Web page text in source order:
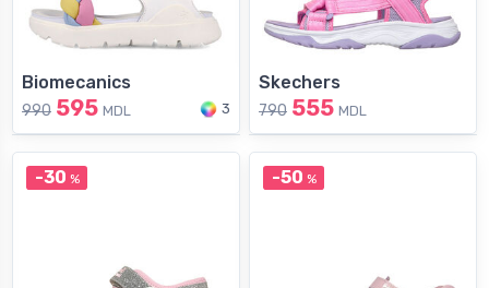
Biomecanics
990 595 MDL 3
Skechers
790 555 MDL
-30 % -50 %